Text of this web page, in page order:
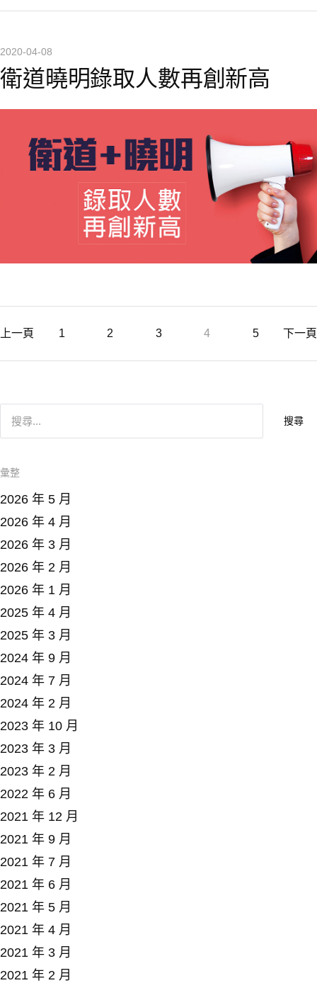
2020-04-08
衛道曉明錄取人數再創新高
上一頁 1 2 3 4 5 下一頁
鍵
彙整
2026 年 5 月
2026 年 4 月
2026 年 3 月
2026 年 2 月
2026 年 1 月
2025 年 4 月
2025 年 3 月
2024 年 9 月
2024 年 7 月
2024 年 2 月
2023 年 10 月
2023 年 3 月
2023 年 2 月
2022 年 6 月
2021 年 12 月
2021 年 9 月
2021 年 7 月
2021 年 6 月
2021 年 5 月
2021 年 4 月
2021 年 3 月
2021 年 2 月